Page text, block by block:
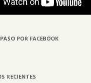
POR FACEBOOK
RECIENTES